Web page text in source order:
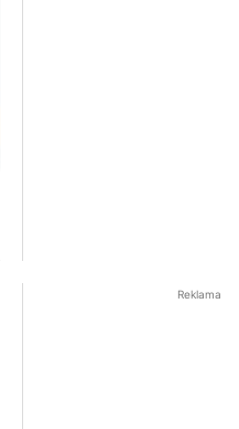
Reklama